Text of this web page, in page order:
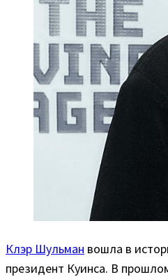
Клэр Шульман вошла в
президент Куинса. В